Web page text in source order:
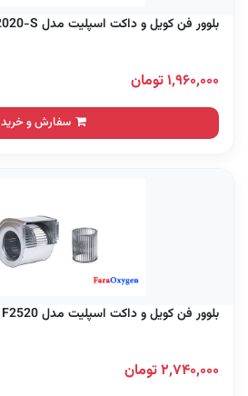
بلوور فن کویل و داکت اسپلیت مدل F2020-S گشتاور (بادبزن)
۱,۹۶۰,۰۰۰ تومان
سفارش و خرید
بلوور فن کویل و داکت اسپلیت مدل F2520 گشتاور (بادبزن)
۲,۷۴۰,۰۰۰ تومان